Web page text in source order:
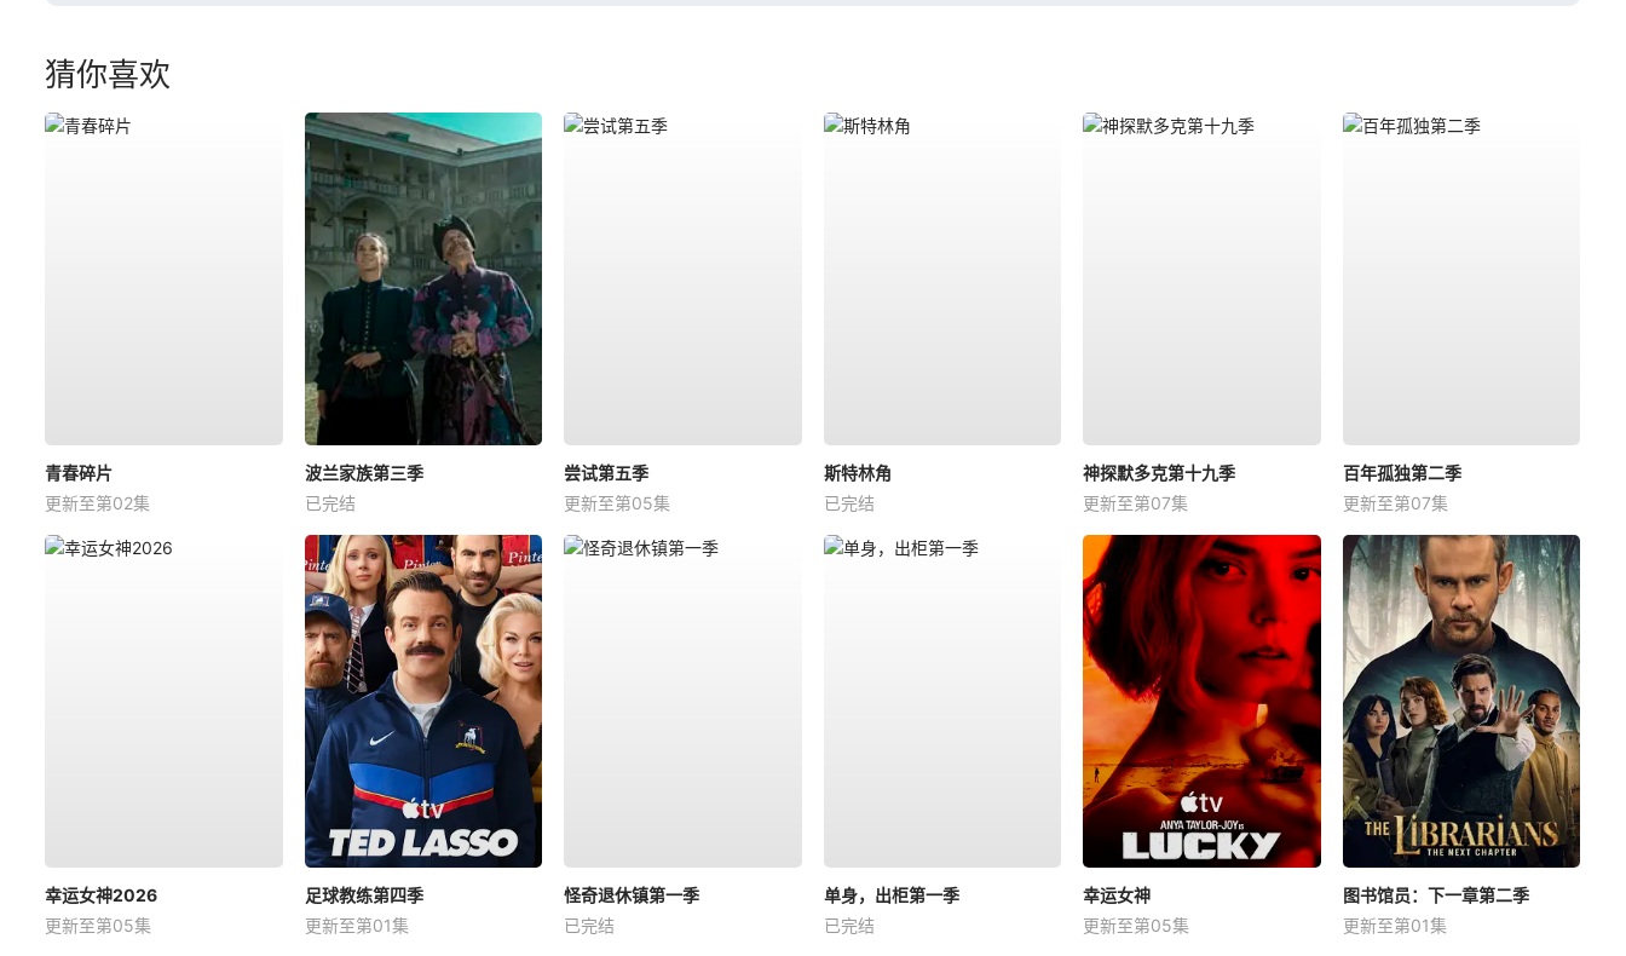
猜你喜欢
青春碎片
更新至第02集
波兰家族第三季
已完结
尝试第五季
更新至第05集
斯特林角
已完结
神探默多克第十九季
更新至第07集
百年孤独第二季
更新至第07集
幸运女神2026
更新至第05集
足球教练第四季
更新至第01集
怪奇退休镇第一季
已完结
单身，出柜第一季
已完结
幸运女神
更新至第05集
图书馆员：下一章第二季
更新至第01集